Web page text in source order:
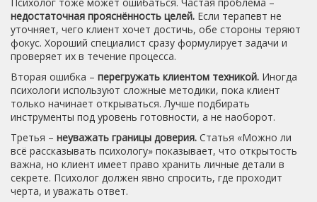
недостаточная прояснённость целей. Если терапевт не
уточняет, чего клиент хочет достичь, обе стороны теряют
фокус. Хороший специалист сразу формулирует задачи и
проверяет их в течение процесса.
Вторая ошибка – перегружать клиентом техникой. Иногда
психологи используют сложные методики, пока клиент
только начинает открываться. Лучше подбирать
инструменты под уровень готовности, а не наоборот.
Третья – неуважать границы доверия. Статья «Можно ли
всё рассказывать психологу» показывает, что открытость
важна, но клиент имеет право хранить личные детали в
секрете. Психолог должен явно спросить, где проходит
черта, и уважать ответ.